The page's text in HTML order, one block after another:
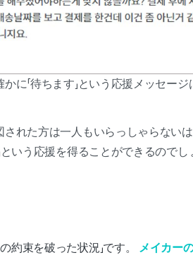
に「待ちます」という応援メッセー
れた方は一人もいらっしゃらない
という応援を得ることができるので
約束を破った状況」です。 メイカー